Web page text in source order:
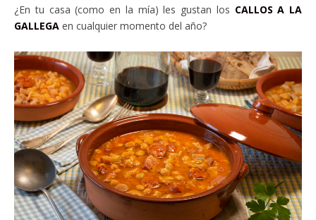
¿En tu casa (como en la mía) les gustan los CALLOS A LA
GALLEGA en cualquier momento del año?